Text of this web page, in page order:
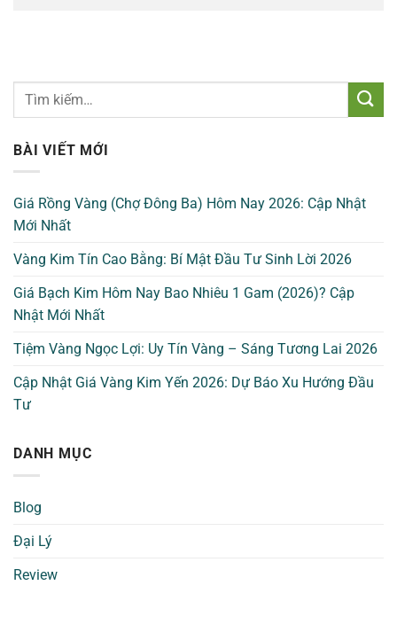
BÀI VIẾT MỚI
Giá Rồng Vàng (Chợ Đông Ba) Hôm Nay 2026: Cập Nhật
Mới Nhất
Vàng Kim Tín Cao Bằng: Bí Mật Đầu Tư Sinh Lời 2026
Giá Bạch Kim Hôm Nay Bao Nhiêu 1 Gam (2026)? Cập
Nhật Mới Nhất
Tiệm Vàng Ngọc Lợi: Uy Tín Vàng – Sáng Tương Lai 2026
Cập Nhật Giá Vàng Kim Yến 2026: Dự Báo Xu Hướng Đầu
Tư
DANH MỤC
Blog
Đại Lý
Review